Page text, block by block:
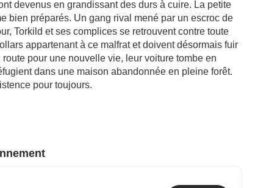
devenus en grandissant des durs à cuire. La petite
bien préparés. Un gang rival mené par un escroc de
Torkild et ses complices se retrouvent contre toute
appartenant à ce malfrat et doivent désormais fuir
pour une nouvelle vie, leur voiture tombe en
dans une maison abandonnée en pleine forêt.
pour toujours.